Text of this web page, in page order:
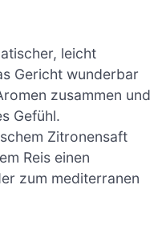
leicht
Gericht wunderbar
zusammen und
Gefühl.
Zitronensaft
Reis einen
zum mediterranen